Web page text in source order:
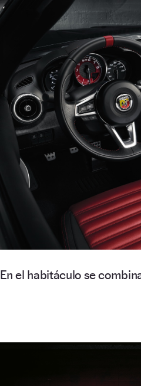
En el habitáculo se